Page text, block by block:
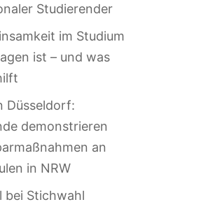
Studierender
im Studium
ist – und was
Düsseldorf:
demonstrieren
an
in NRW
bei Stichwahl